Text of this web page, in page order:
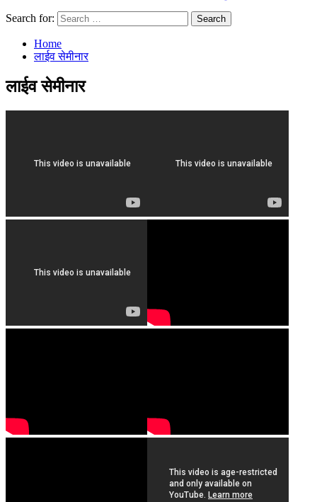
Search for:
Home
लाईव सेमीनार
लाईव सेमीनार